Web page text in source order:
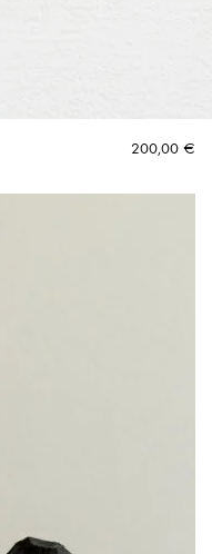
200,00 €